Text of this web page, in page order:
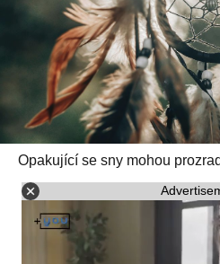
Opakující se sny mohou